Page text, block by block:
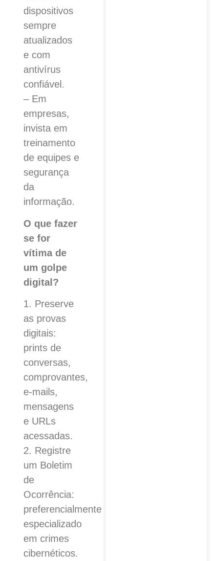
dispositivos
sempre
atualizados
e com
antivírus
confiável.
– Em
empresas,
invista em
treinamento
de equipes e
segurança
da
informação.
O que fazer
se for
vítima de
um golpe
digital?
1. Preserve
as provas
digitais:
prints de
conversas,
comprovantes,
e-mails,
mensagens
e URLs
acessadas.
2. Registre
um Boletim
de
Ocorrência:
preferencialmente
especializado
em crimes
cibernéticos.